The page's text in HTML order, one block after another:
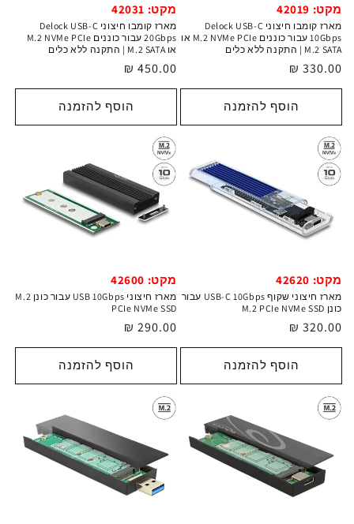
מקט: 42019
מארז קומבו חיצוני Delock USB-C
10Gbps עבור כוננים M.2 NVMe PCIe או
M.2 SATA | התקנה ללא כלים
מחיר
רגיל
330.00 ₪
הוסף להזמנה
מקט: 42031
מארז קומבו חיצוני Delock USB-C
20Gbps עבור כוננים M.2 NVMe PCIe
או M.2 SATA | התקנה ללא כלים
מחיר
רגיל
450.00 ₪
הוסף להזמנה
מקט: 42620
מארז חיצוני שקוף USB-C 10Gbps עבור
כונן M.2 PCIe NVMe SSD
מחיר
רגיל
320.00 ₪
הוסף להזמנה
מקט: 42600
מארז חיצוני USB 10Gbps עבור כונן M.2
PCIe NVMe SSD
מחיר
רגיל
290.00 ₪
הוסף להזמנה